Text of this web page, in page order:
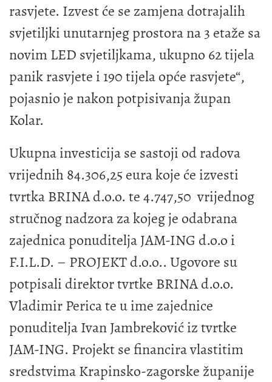
rasvjete. Izvest će se zamjena dotrajalih
svjetiljki unutarnjeg prostora na 3 etaže sa
novim LED svjetiljkama, ukupno 62 tijela
panik rasvjete i 190 tijela opće rasvjete“,
pojasnio je nakon potpisivanja župan
Kolar.
Ukupna investicija se sastoji od radova
vrijednih 84.306,25 eura koje će izvesti
tvrtka BRINA d.o.o. te 4.747,50 vrijednog
stručnog nadzora za kojeg je odabrana
zajednica ponuditelja JAM-ING d.o.o i
F.I.L.D. – PROJEKT d.o.o.. Ugovore su
potpisali direktor tvrtke BRINA d.o.o.
Vladimir Perica te u ime zajednice
ponuditelja Ivan Jambreković iz tvrtke
JAM-ING. Projekt se financira vlastitim
sredstvima Krapinsko-zagorske županije